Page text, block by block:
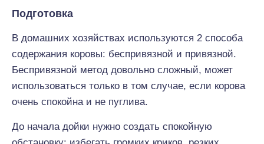
Подготовка
В домашних хозяйствах используются 2 способа
содержания коровы: беспривязной и привязной.
Беспривязной метод довольно сложный, может
использоваться только в том случае, если корова
очень спокойна и не пуглива.
До начала дойки нужно создать спокойную